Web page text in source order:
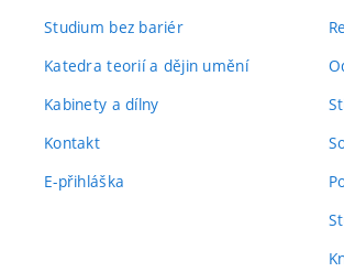
Studium bez bariér
Katedra teorií a dějin umění
Kabinety a dílny
Kontakt
E-přihláška